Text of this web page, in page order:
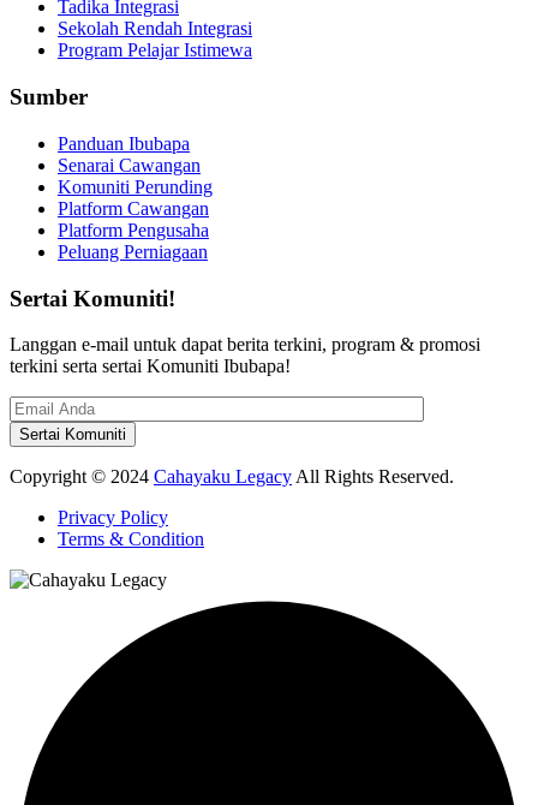
Tadika Integrasi
Sekolah Rendah Integrasi
Program Pelajar Istimewa
Sumber
Panduan Ibubapa
Senarai Cawangan
Komuniti Perunding
Platform Cawangan
Platform Pengusaha
Peluang Perniagaan
Sertai Komuniti!
Langgan e-mail untuk dapat berita terkini, program & promosi
terkini serta sertai Komuniti Ibubapa!
Copyright © 2024 Cahayaku Legacy All Rights Reserved.
Privacy Policy
Terms & Condition